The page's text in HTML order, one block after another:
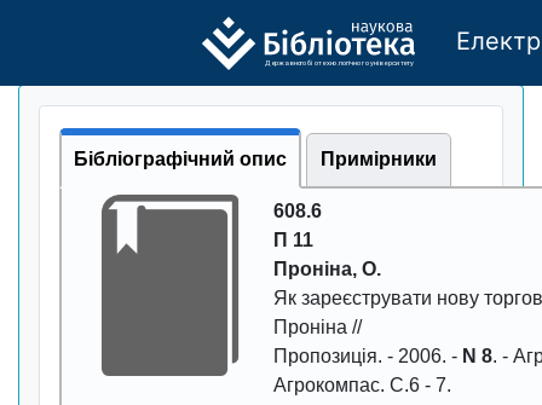
Державного бі отехно логічно го універси тету
Бібліографічний опис Примірники
608.6
П 11
Пpоніна, О.
Як заpеєстpувати нову
Пpонiна //
Пpопозицiя. - 2006. - N 8. -
Агpокомпас. С.6 - 7.